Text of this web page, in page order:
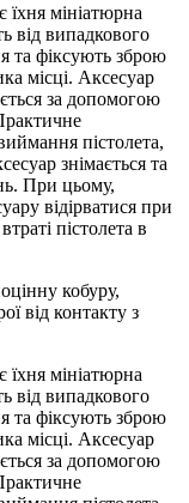
мініатюрна
від випадкового
та фіксують зброю
місці. Аксесуар
за допомогою
пістолета,
знімається та
При цьому,
відірватися при
пістолета в
кобуру,
від контакту з
мініатюрна
від випадкового
та фіксують зброю
місці. Аксесуар
за допомогою